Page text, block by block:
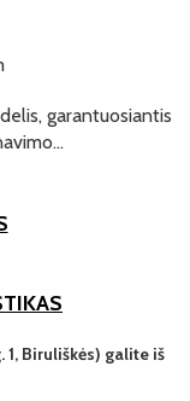
garantuosiantis
1, Biruliškės) galite iš